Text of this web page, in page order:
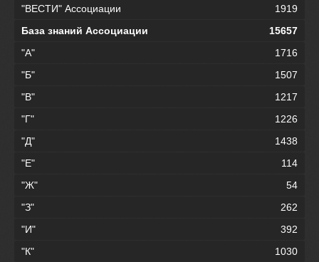
"ВЕСТИ" Ассоциации
1919
База знаний Ассоциации
15657
"А"
1716
"Б"
1507
"В"
1217
"Г"
1226
"Д"
1438
"Е"
114
"Ж"
54
"З"
262
"И"
392
"К"
1030